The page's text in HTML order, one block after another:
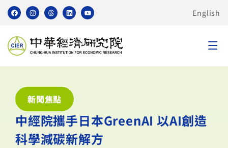
English
新聞焦點
中經院攜手日本GreenAI 以AI創造
科學減碳新解方